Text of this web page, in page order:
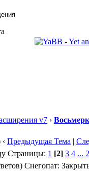
v7 ›
‹ Предыдущая Тема |
Страницы: 1 [2] 3 4 ...
Снегопат: